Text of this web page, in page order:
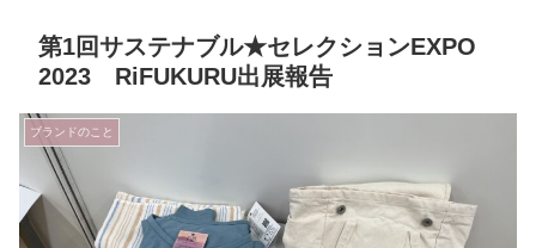
第1回サステナブル★セレクションEXPO
2023 RiFUKURU出展報告
ブランドのこと